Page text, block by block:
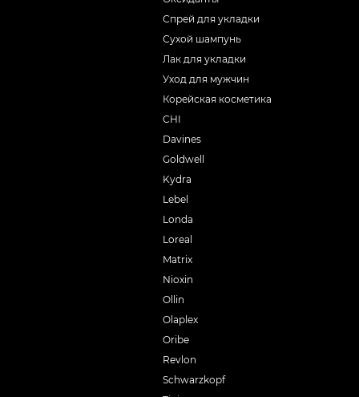
Спрей для укладки
Сухой шампунь
Лак для укладки
Уход для мужчин
Корейская косметика
CHI
Davines
Goldwell
Kydra
Lebel
Londa
Loreal
Matrix
Nioxin
Ollin
Olaplex
Oribe
Revlon
Schwarzkopf